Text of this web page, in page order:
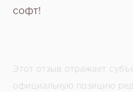
софт!
Этот отзыв отражает
официальную позицию